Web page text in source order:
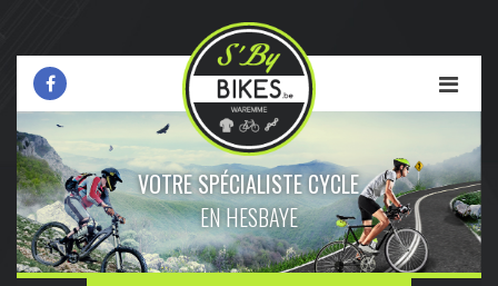
VOTRE SPÉCIALISTE CYCLE
EN HESBAYE